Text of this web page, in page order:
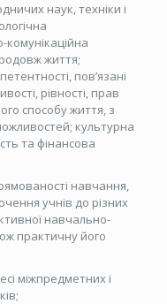
наук, техніки і
комунікаційна
життя;
пов’язані
рівності, прав
способу життя, з
культурна
та фінансова
навчання,
учнів до різних
навчально-
практичну його
міжпредметних і